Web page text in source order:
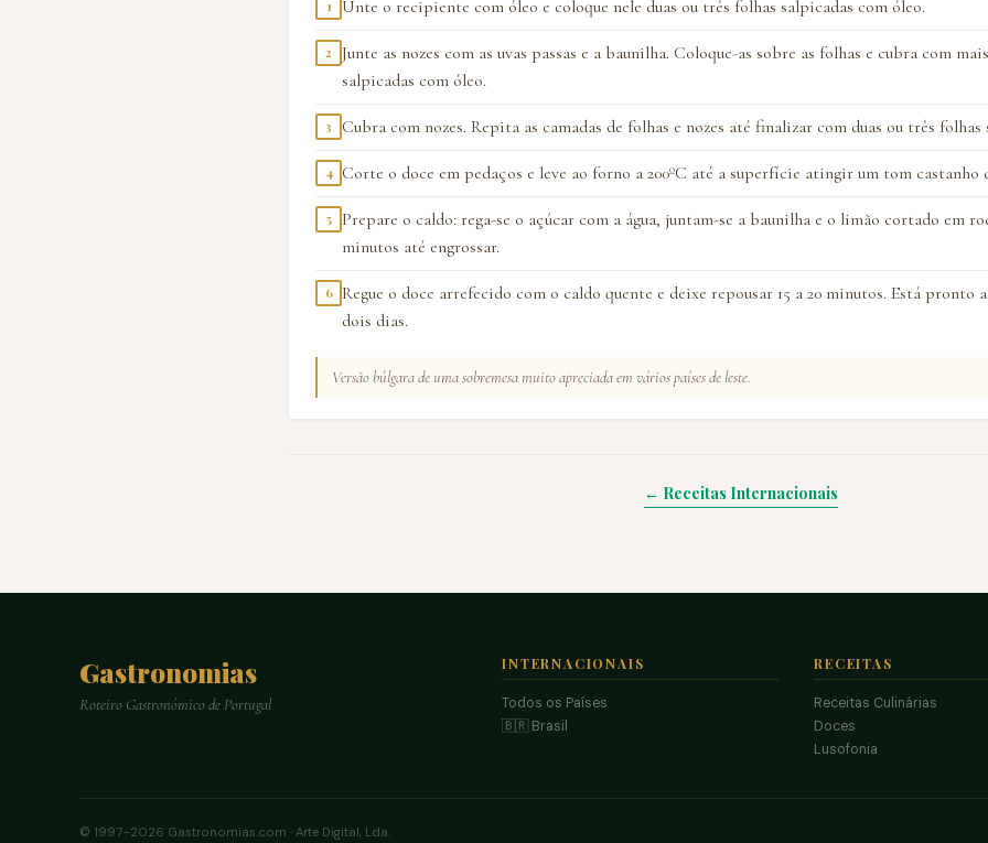
1 Unte o recipiente com óleo e coloque nele duas ou três folhas salpicadas com óleo.
2
Junte as nozes com as uvas passas e a baunilha. Coloque-as sobre as folhas e cubra com
salpicadas com óleo.
3 Cubra com nozes. Repita as camadas de folhas e nozes até finalizar com duas ou três
4 Corte o doce em pedaços e leve ao forno a 200ºC até a superfície atingir um tom castanho
5
Prepare o caldo: rega-se o açúcar com a água, juntam-se a baunilha e o limão cortado em
minutos até engrossar.
6 Regue o doce arrefecido com o caldo quente e deixe repousar 15 a 20 minutos. Está pronto
dois dias.
Versão búlgara de uma sobremesa muito apreciada em vários países de leste.
← Receitas Internacionais
Gastronomias
Roteiro Gastronómico de Portugal
INTERNACIONAIS
Todos os Países
🇧🇷 Brasil
RECEITAS
Receitas Culinárias
Doces
Lusofonia
© 1997–2026 Gastronomias.com · Arte Digital, Lda.